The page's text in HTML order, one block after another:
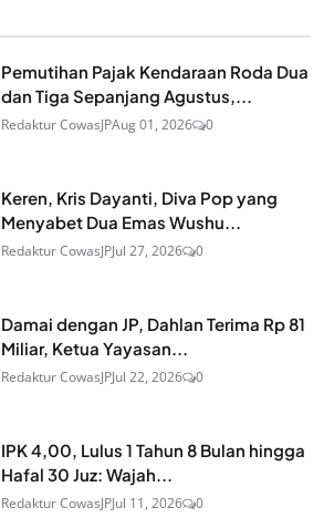
Pemutihan Pajak Kendaraan Roda Dua
dan Tiga Sepanjang Agustus,...
Redaktur CowasJPAug 01, 2026 0
Keren, Kris Dayanti, Diva Pop yang
Menyabet Dua Emas Wushu...
Redaktur CowasJPJul 27, 2026 0
Damai dengan JP, Dahlan Terima Rp 81
Miliar, Ketua Yayasan...
Redaktur CowasJPJul 22, 2026 0
IPK 4,00, Lulus 1 Tahun 8 Bulan hingga
Hafal 30 Juz: Wajah...
Redaktur CowasJPJul 11, 2026 0